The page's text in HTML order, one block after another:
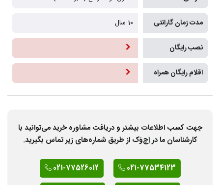
مدت زمان گارانتی 10 سال
نصب رایگان
اقلام رایگان همراه
جهت کسب اطلاعات بیشتر و دریافت مشاوره خرید می‌توانید با
کارشناسان ما در اِچ‌وَک از طریق شماره‌های زیر تماس بگیرید.
021-77534123
021-77526012